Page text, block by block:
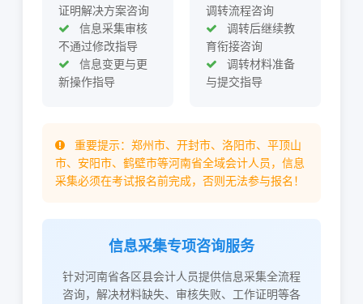
证明解决方案咨询
信息采集审核
不通过修改指导
信息变更与更
新操作指导
调转流程咨询
调转后继续教
育衔接咨询
调转材料准备
与提交指导
重要提示：郑州市、开封市、洛阳市、平顶山
市、安阳市、鹤壁市等河南省全域会计人员，信息
采集必须在考试报名前完成，否则无法参与报名！
信息采集专项咨询服务
针对河南省各区县会计人员提供信息采集全流程
咨询，解决材料缺失、审核失败、工作证明等各